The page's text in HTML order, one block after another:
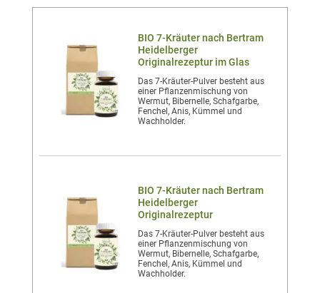
BIO 7-Kräuter nach Bertram
Heidelberger
Originalrezeptur im Glas
Das 7-Kräuter-Pulver besteht aus
einer Pflanzenmischung von
Wermut, Bibernelle, Schafgarbe,
Fenchel, Anis, Kümmel und
Wachholder.
BIO 7-Kräuter nach Bertram
Heidelberger
Originalrezeptur
Das 7-Kräuter-Pulver besteht aus
einer Pflanzenmischung von
Wermut, Bibernelle, Schafgarbe,
Fenchel, Anis, Kümmel und
Wachholder.